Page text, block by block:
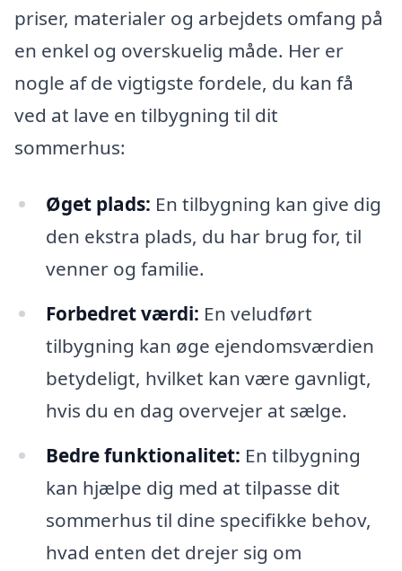
priser, materialer og arbejdets omfang på
en enkel og overskuelig måde. Her er
nogle af de vigtigste fordele, du kan få
ved at lave en tilbygning til dit
sommerhus:
Øget plads: En tilbygning kan give dig
den ekstra plads, du har brug for, til
venner og familie.
Forbedret værdi: En veludført
tilbygning kan øge ejendomsværdien
betydeligt, hvilket kan være gavnligt,
hvis du en dag overvejer at sælge.
Bedre funktionalitet: En tilbygning
kan hjælpe dig med at tilpasse dit
sommerhus til dine specifikke behov,
hvad enten det drejer sig om